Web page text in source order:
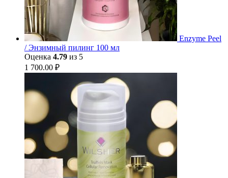
Enzyme Peel
/ Энзимный пилинг 100 мл
Оценка 4.79 из 5
1 700.00 ₽